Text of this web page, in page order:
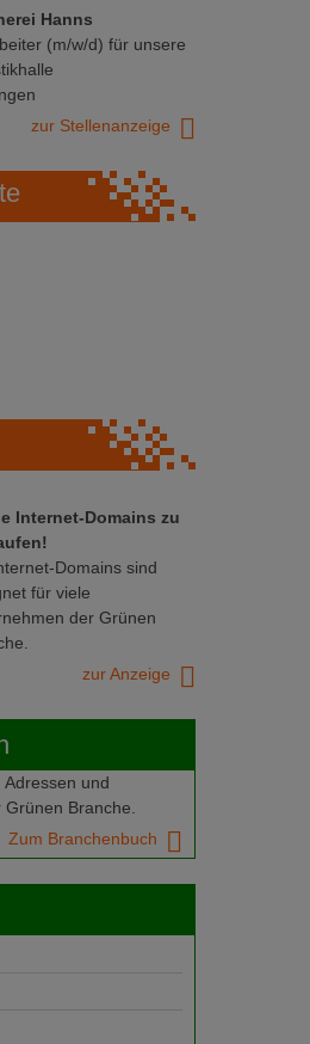
Hanns
(m/w/d) für unsere
zur Stellenanzeige
Internet-Domains zu
Domains sind
für viele
der Grünen
zur Anzeige
Adressen und
Branche.
Zum Branchenbuch